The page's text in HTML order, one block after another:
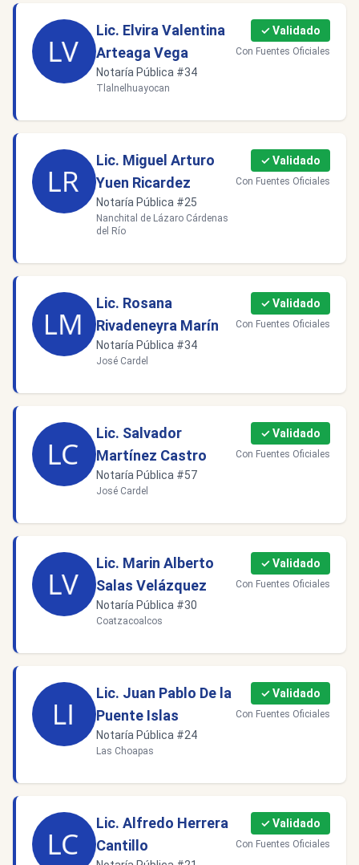
Lic. Elvira Valentina
Arteaga Vega
Notaría Pública #34
Tlalnelhuayocan
✓ Validado
Con Fuentes Oficiales
Lic. Miguel Arturo
Yuen Ricardez
Notaría Pública #25
Nanchital de Lázaro Cárdenas
del Río
✓ Validado
Con Fuentes Oficiales
Lic. Rosana
Rivadeneyra Marín
Notaría Pública #34
José Cardel
✓ Validado
Con Fuentes Oficiales
Lic. Salvador
Martínez Castro
Notaría Pública #57
José Cardel
✓ Validado
Con Fuentes Oficiales
Lic. Marin Alberto
Salas Velázquez
Notaría Pública #30
Coatzacoalcos
✓ Validado
Con Fuentes Oficiales
Lic. Juan Pablo De la
Puente Islas
Notaría Pública #24
Las Choapas
✓ Validado
Con Fuentes Oficiales
Lic. Alfredo Herrera
Cantillo
✓ Validado
Con Fuentes Oficiales